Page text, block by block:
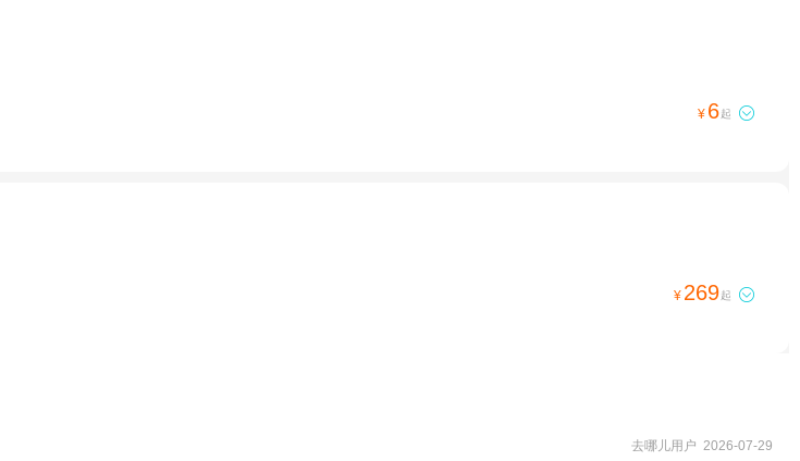
¥ 6起 
¥ 269起 
去哪儿用户 2026-07-29